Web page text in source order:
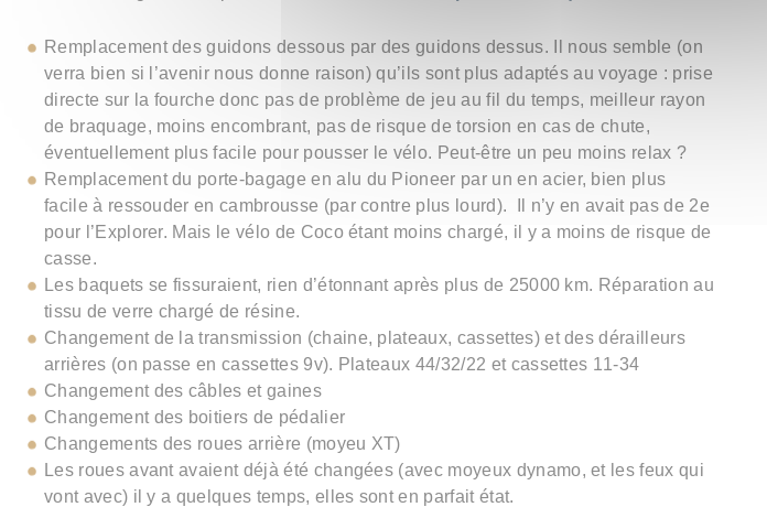
Remplacement des guidons dessous par des guidons dessus. Il nous semble (on
verra bien si l’avenir nous donne raison) qu’ils sont plus adaptés au voyage : prise
directe sur la fourche donc pas de problème de jeu au fil du temps, meilleur rayon
de braquage, moins encombrant, pas de risque de torsion en cas de chute,
éventuellement plus facile pour pousser le vélo. Peut-être un peu moins relax ?
Remplacement du porte-bagage en alu du Pioneer par un en acier, bien plus
facile à ressouder en cambrousse (par contre plus lourd). Il n’y en avait pas de 2e
pour l’Explorer. Mais le vélo de Coco étant moins chargé, il y a moins de risque de
casse.
Les baquets se fissuraient, rien d’étonnant après plus de 25000 km. Réparation au
tissu de verre chargé de résine.
Changement de la transmission (chaine, plateaux, cassettes) et des dérailleurs
arrières (on passe en cassettes 9v). Plateaux 44/32/22 et cassettes 11-34
Changement des câbles et gaines
Changement des boitiers de pédalier
Changements des roues arrière (moyeu XT)
Les roues avant avaient déjà été changées (avec moyeux dynamo, et les feux qui
vont avec) il y a quelques temps, elles sont en parfait état.